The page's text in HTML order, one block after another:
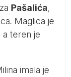
Pašalića,
Maglica je
a teren je
imala je